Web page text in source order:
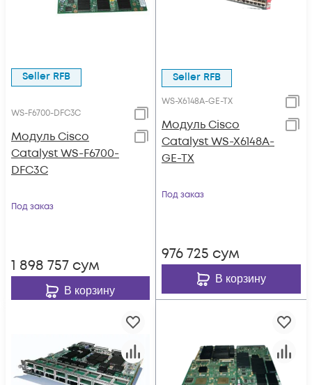
Seller RFB
WS-F6700-DFC3C
Модуль Cisco
Catalyst WS-F6700-
DFC3C
Под заказ
1 898 757 сум
В корзину
Seller RFB
WS-X6148A-GE-TX
Модуль Cisco
Catalyst WS-X6148A-
GE-TX
Под заказ
976 725 сум
В корзину